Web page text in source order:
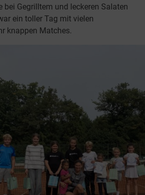
bei Gegrilltem und leckeren Salaten
ein toller Tag mit vielen
knappen Matches.